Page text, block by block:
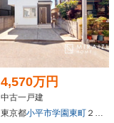
4,570万円
中古一戸建
東京都小平市学園東町 ２丁目